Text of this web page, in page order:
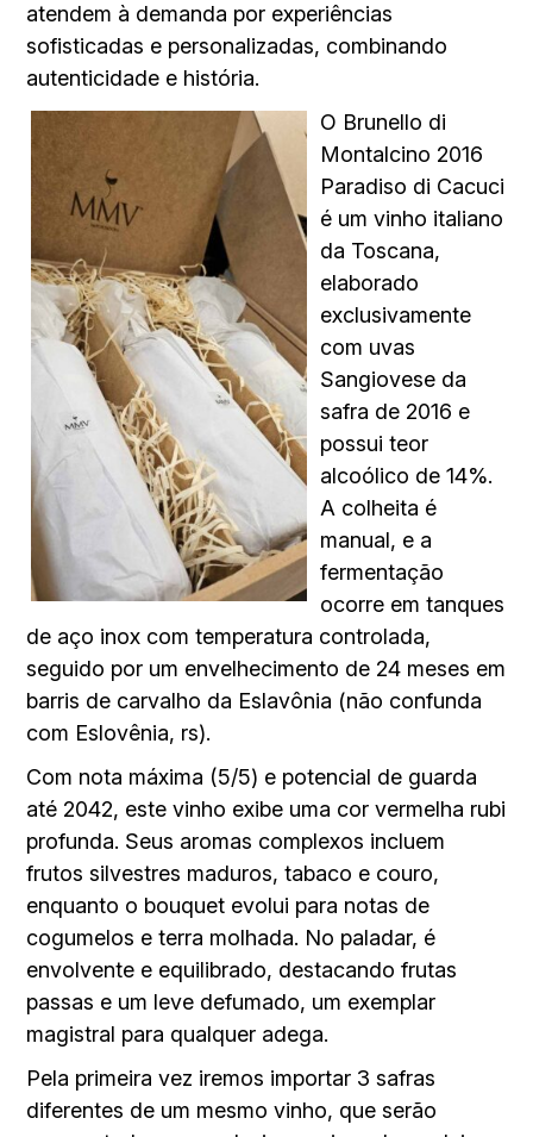
atendem à demanda por experiências
sofisticadas e personalizadas, combinando
autenticidade e história.
O Brunello di
Montalcino 2016
Paradiso di Cacuci
é um vinho italiano
da Toscana,
elaborado
exclusivamente
com uvas
Sangiovese da
safra de 2016 e
possui teor
alcoólico de 14%.
A colheita é
manual, e a
fermentação
ocorre em tanques
de aço inox com temperatura controlada,
seguido por um envelhecimento de 24 meses em
barris de carvalho da Eslavônia (não confunda
com Eslovênia, rs).
Com nota máxima (5/5) e potencial de guarda
até 2042, este vinho exibe uma cor vermelha rubi
profunda. Seus aromas complexos incluem
frutos silvestres maduros, tabaco e couro,
enquanto o bouquet evolui para notas de
cogumelos e terra molhada. No paladar, é
envolvente e equilibrado, destacando frutas
passas e um leve defumado, um exemplar
magistral para qualquer adega.
Pela primeira vez iremos importar 3 safras
diferentes de um mesmo vinho, que serão